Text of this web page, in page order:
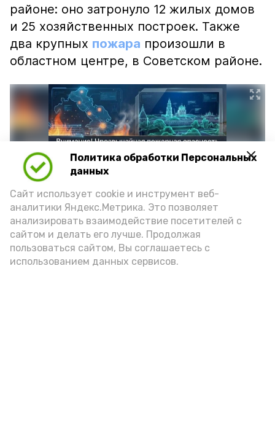
Политика обработки Персональных
данных
Сайт использует cookie и инструмент веб-
аналитики Яндекс.Метрика. Это позволяет
анализировать взаимодействие посетителей с
сайтом и делать его лучше. Продолжая
пользоваться сайтом, Вы соглашаетесь с
использованием данных сервисов.
районе: оно затронуло 12 жилых домов
и 25 хозяйственных построек. Также
два крупных пожара произошли в
областном центре, в Советском районе.
Фото: max.ru/mchs_astrakhan